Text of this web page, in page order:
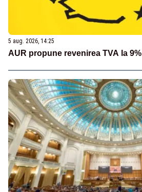
5 aug. 2026, 14:25
AUR propune revenirea TVA la